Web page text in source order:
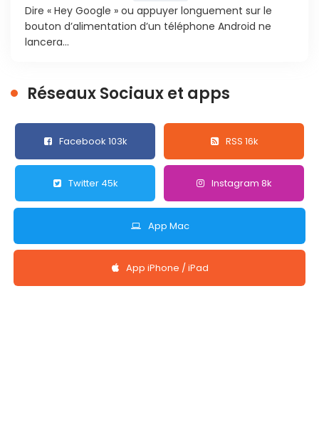
Dire « Hey Google » ou appuyer longuement sur le
bouton d’alimentation d’un téléphone Android ne
lancera...
Réseaux Sociaux et apps
Facebook 103k RSS 16k
Twitter 45k Instagram 8k
App Mac
App iPhone / iPad